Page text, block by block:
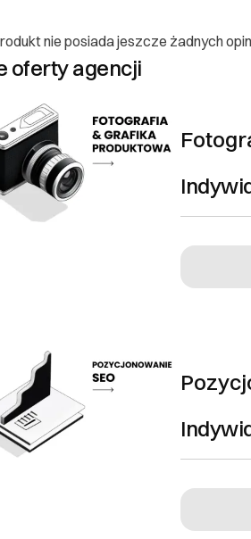
Wyspiańskiego 28/2 -
Zobacz email
WIĘCEJ
nie posiada jeszcze żadnych
oferty agencji